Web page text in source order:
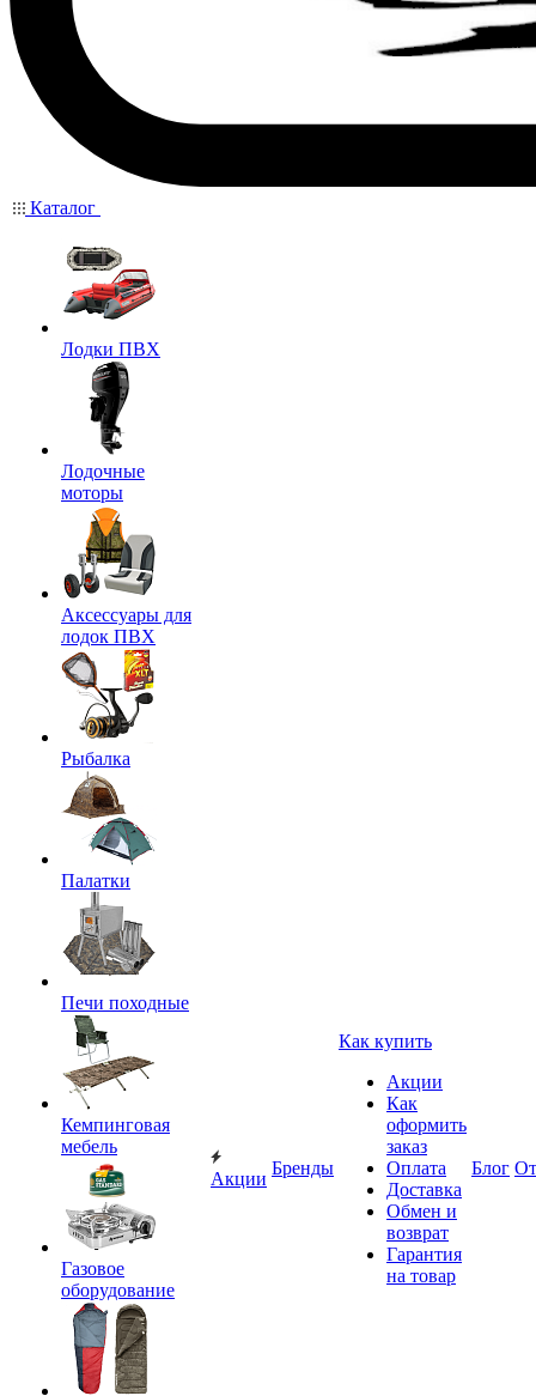
Каталог
Лодки ПВХ
Лодочные
моторы
Аксессуары для
лодок ПВХ
Рыбалка
Палатки
Печи походные
Кемпинговая
мебель
Газовое
оборудование
Акции
Бренды
Как купить
Акции
Как
оформить
заказ
Оплата
Доставка
Обмен и
возврат
Гарантия
на товар
Блог